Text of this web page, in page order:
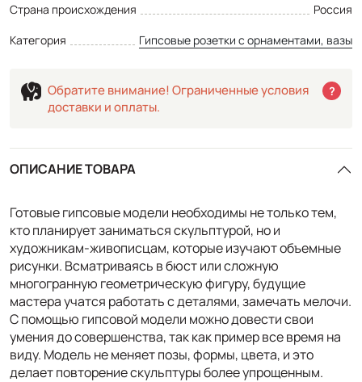
Страна происхождения
Россия
Категория
Гипсовые розетки с орнаментами, вазы
Обратите внимание! Ограниченные условия
доставки и оплаты.
?
ОПИСАНИЕ ТОВАРА
Готовые гипсовые модели необходимы не только тем,
кто планирует заниматься скульптурой, но и
художникам-живописцам, которые изучают объемные
рисунки. Всматриваясь в бюст или сложную
многогранную геометрическую фигуру, будущие
мастера учатся работать с деталями, замечать мелочи.
С помощью гипсовой модели можно довести свои
умения до совершенства, так как пример все время на
виду. Модель не меняет позы, формы, цвета, и это
делает повторение скульптуры более упрощенным.